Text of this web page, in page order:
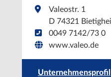
Valeostr. 1
D 74321
0049 7142/73 0
www.valeo.de
Unternehmensprofil